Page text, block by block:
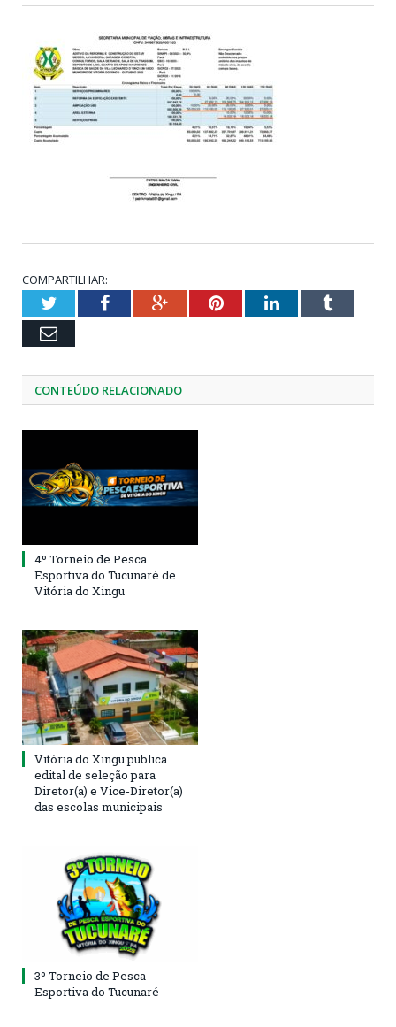
COMPARTILHAR:
TwitterFacebookGoogle+PinterestLinkedInTumblr
Email
CONTEÚDO RELACIONADO
4º Torneio de Pesca
Esportiva do Tucunaré de
Vitória do Xingu
Vitória do Xingu publica
edital de seleção para
Diretor(a) e Vice-Diretor(a)
das escolas municipais
3º Torneio de Pesca
Esportiva do Tucunaré